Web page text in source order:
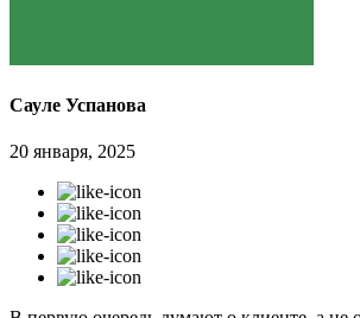
Сауле Успанова
20 января, 2025